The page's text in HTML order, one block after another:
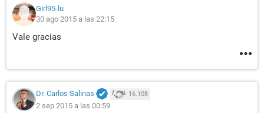
Girl95-lu
30 ago 2015 a las 22:15
Vale gracias
Dr. Carlos Salinas 16.108
2 sep 2015 a las 00:59